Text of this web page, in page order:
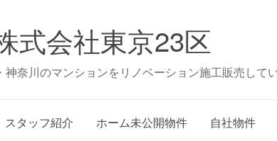
式会社東京23区
神奈川のマンションをリノベーション施工販売して
スタッフ紹介 ホーム未公開物件 自社物件